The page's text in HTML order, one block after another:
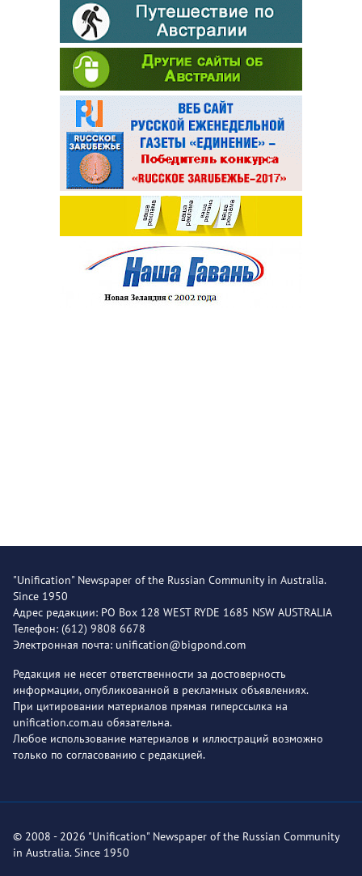
"Unification" Newspaper of the Russian Community in Australia.
Since 1950
Адрес редакции: PO Box 128 WEST RYDE 1685 NSW AUSTRALIA
Телефон: (612) 9808 6678
Электронная почта: unification@bigpond.com
Редакция не несет ответственности за достоверность
информации, опубликованной в рекламных объявлениях.
При цитировании материалов прямая гиперссылка на
unification.com.au обязательна.
Любое использование материалов и иллюстраций возможно
только по согласованию с редакцией.
© 2008 - 2026 "Unification" Newspaper of the Russian Community
in Australia. Since 1950